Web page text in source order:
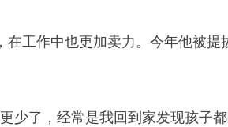
工作中也更加卖力。今年他被提
了，经常是我回到家发现孩子